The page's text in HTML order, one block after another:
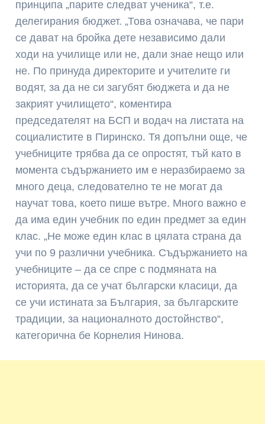
принципа „парите следват ученика“, т.е.
делегирания бюджет. „Това означава, че пари
се дават на бройка дете независимо дали
ходи на училище или не, дали знае нещо или
не. По принуда директорите и учителите ги
водят, за да не си загубят бюджета и да не
закрият училището“, коментира
председателят на БСП и водач на листата на
социалистите в Пиринско. Тя допълни още, че
учебниците трябва да се опростят, тъй като в
момента съдържанието им е неразбираемо за
много деца, следователно те не могат да
научат това, което пише вътре. Много важно е
да има един учебник по един предмет за един
клас. „Не може един клас в цялата страна да
учи по 9 различни учебника. Съдържанието на
учебниците – да се спре с подмяната на
историята, да се учат български класици, да
се учи истината за България, за българските
традиции, за националното достойнство“,
категорична бе Корнелия Нинова.